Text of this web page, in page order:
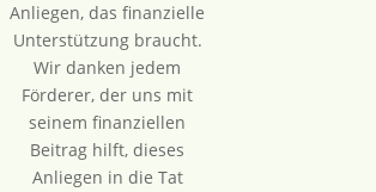
Anliegen, das finanzielle
Unterstützung braucht.
Wir danken jedem
Förderer, der uns mit
seinem finanziellen
Beitrag hilft, dieses
Anliegen in die Tat